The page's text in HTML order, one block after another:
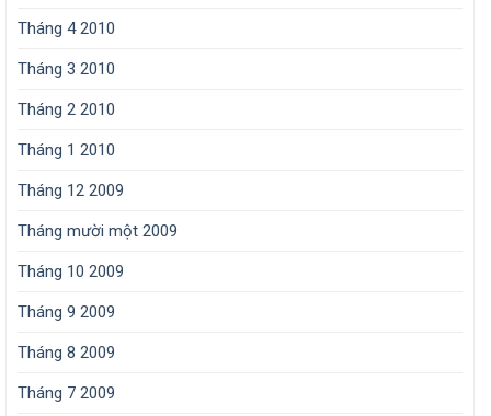
Tháng 4 2010
Tháng 3 2010
Tháng 2 2010
Tháng 1 2010
Tháng 12 2009
Tháng mười một 2009
Tháng 10 2009
Tháng 9 2009
Tháng 8 2009
Tháng 7 2009